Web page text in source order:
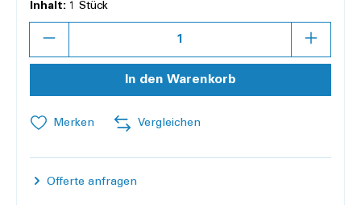
Inhalt: 1 Stück
In den Warenkorb
Merken Vergleichen
Offerte anfragen